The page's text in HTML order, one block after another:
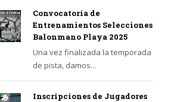
Convocatoria de
Entrenamientos Selecciones
Balonmano Playa 2025
Una vez finalizada la temporada
de pista, damos...
Inscripciones de Jugadores